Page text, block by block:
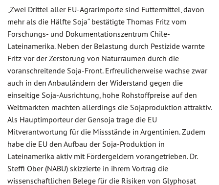
„Zwei Drittel aller EU-Agrarimporte sind Futtermittel, davon
mehr als die Hälfte Soja“ bestätigte Thomas Fritz vom
Forschungs- und Dokumentationszentrum Chile-
Lateinamerika. Neben der Belastung durch Pestizide warnte
Fritz vor der Zerstörung von Naturräumen durch die
voranschreitende Soja-Front. Erfreulicherweise wachse zwar
auch in den Anbauländern der Widerstand gegen die
einseitige Soja-Ausrichtung, hohe Rohstoffpreise auf den
Weltmärkten machten allerdings die Sojaproduktion attraktiv.
Als Hauptimporteur der Gensoja trage die EU
Mitverantwortung für die Missstände in Argentinien. Zudem
habe die EU den Aufbau der Soja-Produktion in
Lateinamerika aktiv mit Fördergeldern vorangetrieben. Dr.
Steffi Ober (NABU) skizzierte in ihrem Vortrag die
wissenschaftlichen Belege für die Risiken von Glyphosat